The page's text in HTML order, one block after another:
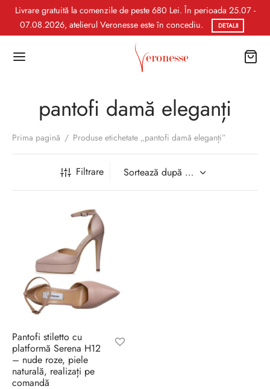
Livrare gratuită la comenzile de peste 680 Lei. În perioada 25.07 -
07.08.2026, atelierul Veronesse este în concediu.
DETALII
pantofi damă eleganți
Prima pagină / Produse etichetate „pantofi damă eleganți”
Filtrare
Pantofi stiletto cu
platformă Serena H12
– nude roze, piele
naturală, realizați pe
comandă